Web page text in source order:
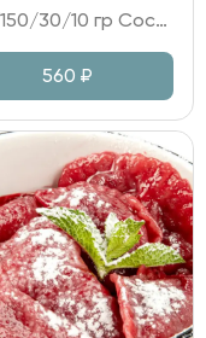
150/150/30/10 гр Состав: - колбаса куриная; - картофель в золе; овощная икра Рататуй; - соус перечный; - горчица.
560 ₽